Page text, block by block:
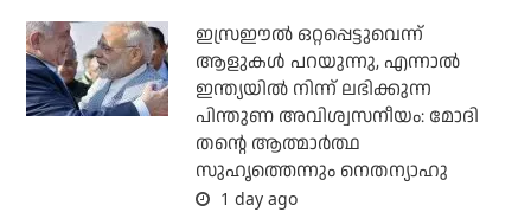
ഇസ്രഈല്‍ ഒറ്റപ്പെട്ടുവെന്ന്
ആളുകള്‍ പറയുന്നു, എന്നാല്‍
ഇന്ത്യയില്‍ നിന്ന് ലഭിക്കുന്ന
പിന്തുണ അവിശ്വസനീയം: മോദി
തന്റെ ആത്മാര്‍ത്ഥ
സുഹൃത്തെന്നും നെതന്യാഹു
1 day ago